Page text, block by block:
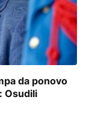
da ponovo
Osudili